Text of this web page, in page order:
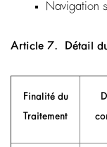
Navigation
Article 7. Détail
Finalité du
Traitement